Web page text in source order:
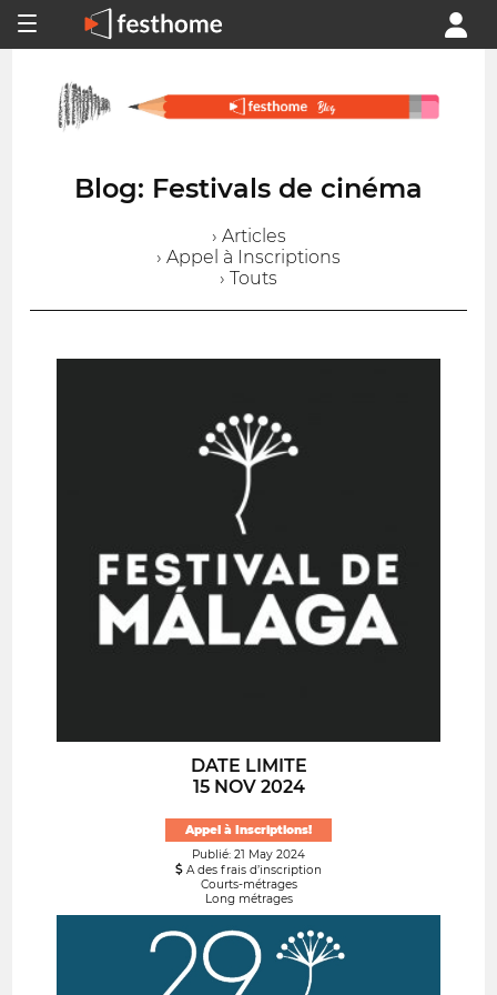
Blog: Festivals de cinéma
› Articles
› Appel à Inscriptions
› Touts
DATE LIMITE
15 NOV 2024
Appel à Inscriptions!
Publié: 21 May 2024
A des frais d’inscription
Courts-métrages
Long métrages